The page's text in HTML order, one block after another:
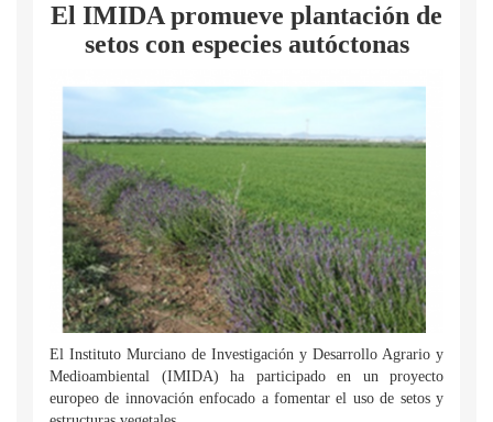
El IMIDA promueve plantación de
setos con especies autóctonas
El Instituto Murciano de Investigación y Desarrollo Agrario y
Medioambiental (IMIDA) ha participado en un proyecto
europeo de innovación enfocado a fomentar el uso de setos y